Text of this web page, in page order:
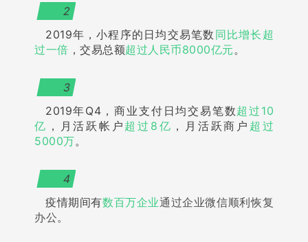
2
2019年，小程序的日均交易笔数 同比增长超
过一倍 ，交易总额超过人民币8000亿元。
3
2019年Q4，商业支付日均交易笔数超过10
亿 ，月活跃帐户 超过8亿 ，月活跃商户 超过
5000万。
4
疫情期间有数百万企业通过企业微信顺利恢复
办公。